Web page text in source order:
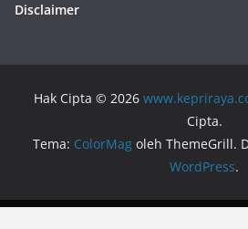
Disclaimer
Hak Cipta © 2026
Cipta.
Tema: ColorMag oleh ThemeGrill.
WordPress.